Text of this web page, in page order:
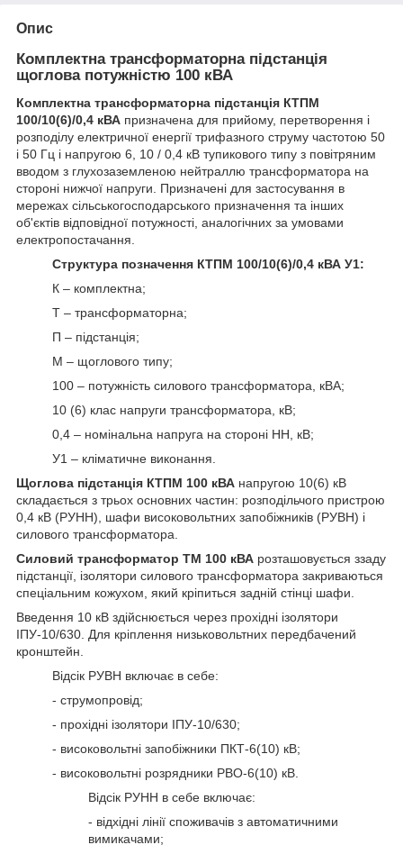
Опис
Комплектна трансформаторна підстанція
щоглова потужністю 100 кВА
Комплектна трансформаторна підстанція КТПМ
100/10(6)/0,4 кВА призначена для прийому, перетворення і
розподілу електричної енергії трифазного струму частотою 50
і 50 Гц і напругою 6, 10 / 0,4 кВ тупикового типу з повітряним
вводом з глухозаземленою нейтраллю трансформатора на
стороні нижчої напруги. Призначені для застосування в
мережах сільськогосподарського призначення та інших
об'єктів відповідної потужності, аналогічних за умовами
електропостачання.
Структура позначення КТПМ 100/10(6)/0,4 кВА У1:
К – комплектна;
Т – трансформаторна;
П – підстанція;
М – щоглового типу;
100 – потужність силового трансформатора, кВА;
10 (6) клас напруги трансформатора, кВ;
0,4 – номінальна напруга на стороні НН, кВ;
У1 – кліматичне виконання.
Щоглова підстанція КТПМ 100 кВА напругою 10(6) кВ
складається з трьох основних частин: розподільчого пристрою
0,4 кВ (РУНН), шафи високовольтних запобіжників (РУВН) і
силового трансформатора.
Силовий трансформатор ТМ 100 кВА розташовується ззаду
підстанції, ізолятори силового трансформатора закриваються
спеціальним кожухом, який кріпиться задній стінці шафи.
Введення 10 кВ здійснюється через прохідні ізолятори
ІПУ-10/630. Для кріплення низьковольтних передбачений
кронштейн.
Відсік РУВН включає в себе:
- струмопровід;
- прохідні ізолятори ІПУ-10/630;
- високовольтні запобіжники ПКТ-6(10) кВ;
- високовольтні розрядники РВО-6(10) кВ.
Відсік РУНН в себе включає:
- відхідні лінії споживачів з автоматичними
вимикачами;